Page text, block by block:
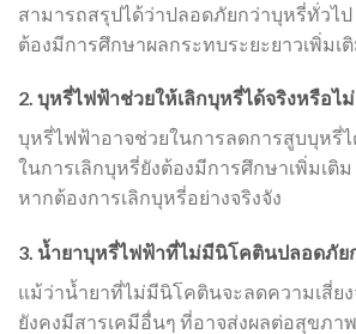
สามารถสรุปได้ว่าปลอดภัยกว่าบุหรี่ทั่วไป
ต้องมีการศึกษาผลกระทบระยะยาวเพิ่มเ
2. บุหรี่ไฟฟ้าช่วยให้เลิกบุหรี่ได้จริงหรือไม่
บุหรี่ไฟฟ้าอาจช่วยในการลดการสูบบุหรี่
ในการเลิกบุหรี่ยังต้องมีการศึกษาเพิ่มเติ
หากต้องการเลิกบุหรี่อย่างจริงจัง
3. น้ำยาบุหรี่ไฟฟ้าที่ไม่มีนิโคตินปลอดภัย
แม้ว่าน้ำยาที่ไม่มีนิโคตินจะลดความเสี่ย
ยังคงมีสารเคมีอื่นๆ ที่อาจส่งผลต่อสุขภา